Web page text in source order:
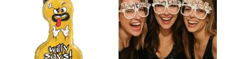
weist
auf.
Die